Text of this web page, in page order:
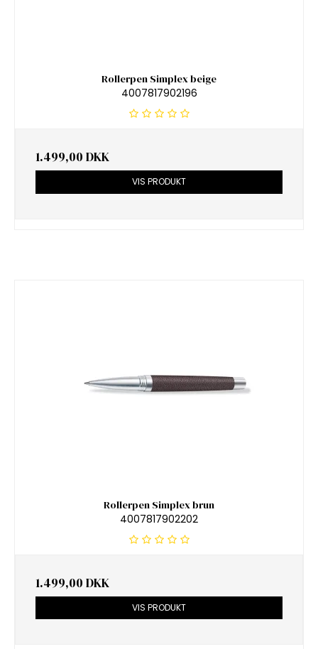
Rollerpen Simplex beige
4007817902196
1.499,00 DKK
VIS PRODUKT
Rollerpen Simplex brun
4007817902202
1.499,00 DKK
VIS PRODUKT